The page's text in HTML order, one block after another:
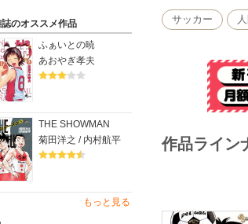
のオススメ作品
ふぁいとの暁
あおやぎ孝夫
THE SHOWMAN
菊田洋之 / 内村航平
もっと見る
サッカー
作品ライ